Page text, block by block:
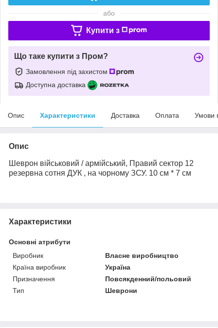
або
Купити з
Що таке купити з Пром?
Замовлення під захистом
Доступна доставка
Опис Характеристики Доставка Оплата Умови
Опис
Шеврон військовий / армійський, Правий сектор 12
резервна сотня ДУК , на чорному ЗСУ. 10 см * 7 см
Характеристики
Основні атрибути
Виробник
Власне виробництво
Країна виробник
Україна
Призначення
Повсякденний/польовий
Тип
Шеврони